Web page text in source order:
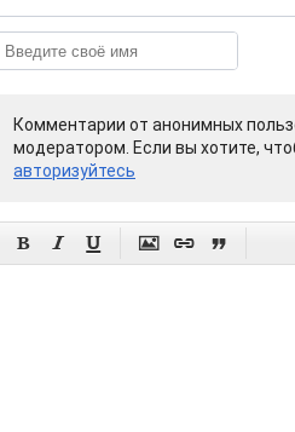
Комментарии от анонимных
модератором. Если вы хотите,
авторизуйтесь
     